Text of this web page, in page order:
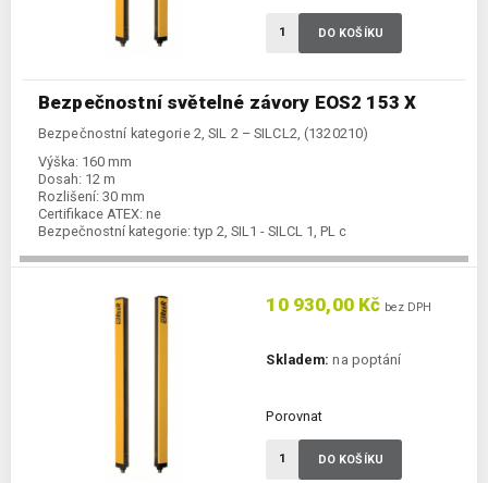
Bezpečnostní světelné závory EOS2 153 X
Bezpečnostní kategorie 2, SIL 2 – SILCL2, (1320210)
Výška: 160 mm
Dosah: 12 m
Rozlišení: 30 mm
Certifikace ATEX: ne
Bezpečnostní kategorie: typ 2, SIL1 - SILCL 1, PL c
DO KOŠÍKU
10 930,00 Kč bez DPH
Skladem: na poptání
Porovnat
DO KOŠÍKU